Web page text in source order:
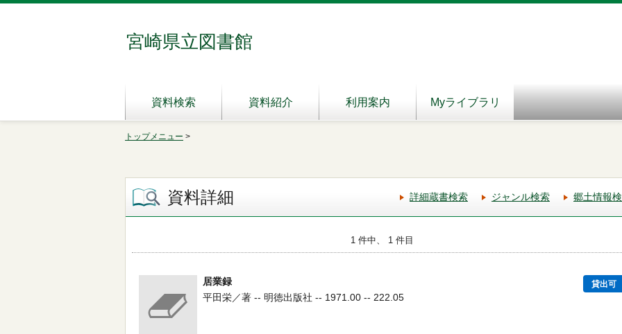
宮崎県立図書館
資料検索 資料紹介 利用案内 Myライブラリ
トップメニュー >
資料詳細 詳細蔵書検索 ジャンル検索 郷土情報
1 件中、 1 件目
居業録 貸出可
平田栄／著 -- 明徳出版社 -- 1971.00 -- 222.05